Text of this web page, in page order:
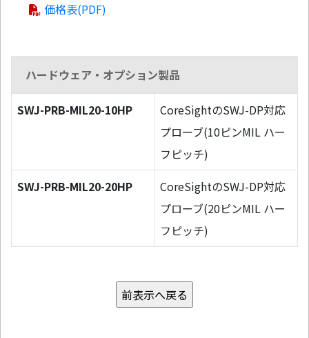
価格表(PDF)
ハードウェア・オプション製品
SWJ-PRB-MIL20-10HP
CoreSightのSWJ-DP対応
プローブ(10ピンMIL ハー
フピッチ)
SWJ-PRB-MIL20-20HP
CoreSightのSWJ-DP対応
プローブ(20ピンMIL ハー
フピッチ)